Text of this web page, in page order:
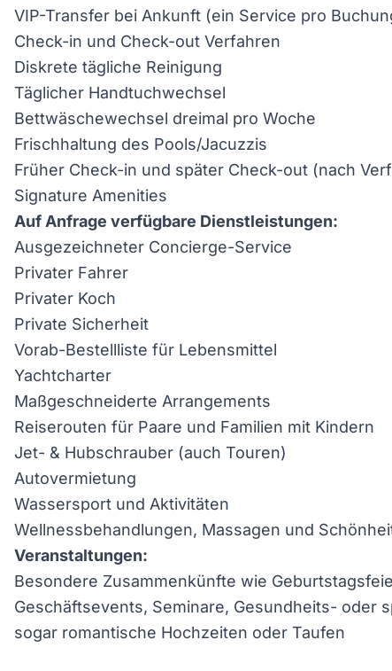
VIP-Transfer bei Ankunft (ein Service pro
Check-in und Check-out Verfahren
Diskrete tägliche Reinigung
Täglicher Handtuchwechsel
Bettwäschewechsel dreimal pro Woche
Frischhaltung des Pools/Jacuzzis
Früher Check-in und später Check-out (nach
Signature Amenities
Auf Anfrage verfügbare Dienstleistungen:
Ausgezeichneter Concierge-Service
Privater Fahrer
Privater Koch
Private Sicherheit
Vorab-Bestellliste für Lebensmittel
Yachtcharter
Maßgeschneiderte Arrangements
Reiserouten für Paare und Familien mit Kindern
Jet- & Hubschrauber (auch Touren)
Autovermietung
Wassersport und Aktivitäten
Wellnessbehandlungen, Massagen und
Veranstaltungen:
Besondere Zusammenkünfte wie
Geschäftsevents, Seminare, Gesundheits- oder
sogar romantische Hochzeiten oder Taufen